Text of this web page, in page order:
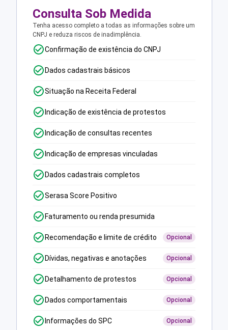
Consulta Sob Medida
Tenha acesso completo a todas as informações sobre um
CNPJ e reduza riscos de inadimplência.
Confirmação de existência do CNPJ
Dados cadastrais básicos
Situação na Receita Federal
Indicação de existência de protestos
Indicação de consultas recentes
Indicação de empresas vinculadas
Dados cadastrais completos
Serasa Score Positivo
Faturamento ou renda presumida
Recomendação e limite de crédito Opcional
Dívidas, negativas e anotações Opcional
Detalhamento de protestos Opcional
Dados comportamentais Opcional
Informações do SPC Opcional